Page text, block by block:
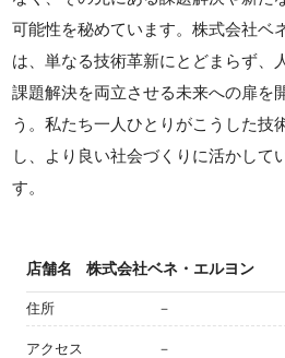
可能性を秘めています。株式会社ベ
は、単なる技術革新にとどまらず、
課題解決を両立させる未来への扉を
う。私たち一人ひとりがこうした技
し、より良い社会づくりに活かして
す。
店舗名 株式会社ベネ・エルヨン
住所 －
アクセス －